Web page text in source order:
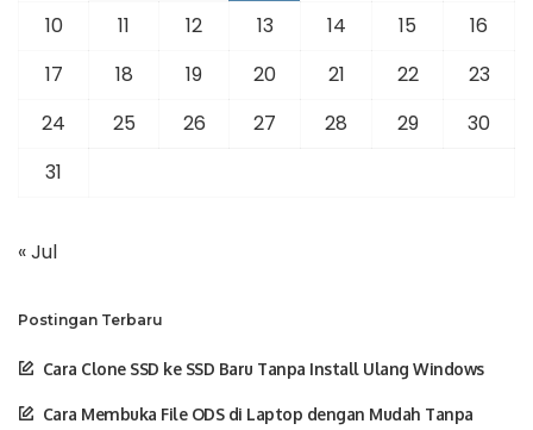
10
11 12 13 14 15
16
17
18 19 20 21 22
23
24
25 26 27 28 29
30
31
« Jul
Postingan Terbaru
Cara Clone SSD ke SSD Baru Tanpa Install Ulang Windows
Cara Membuka File ODS di Laptop dengan Mudah Tanpa